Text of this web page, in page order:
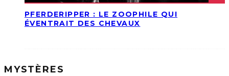
PFERDERIPPER : LE ZOOPHILE QUI
ÉVENTRAIT DES CHEVAUX
MYSTÈRES